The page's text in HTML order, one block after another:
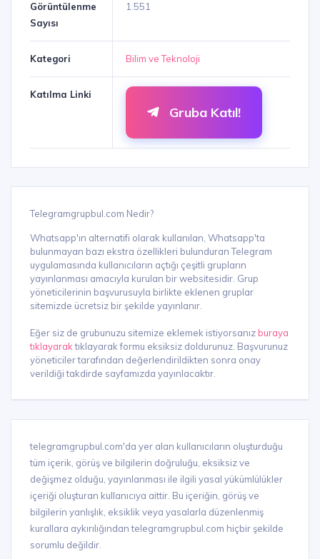
Görüntülenme
Sayısı
1.551
Kategori Bilim ve Teknoloji
Katılma Linki
Gruba Katıl!
Telegramgrupbul.com Nedir?
Whatsapp'ın alternatifi olarak kullanılan, Whatsapp'ta
bulunmayan bazı ekstra özellikleri bulunduran Telegram
uygulamasında kullanıcıların açtığı çeşitli grupların
yayınlanması amacıyla kurulan bir websitesidir. Grup
yöneticilerinin başvurusuyla birlikte eklenen gruplar
sitemizde ücretsiz bir şekilde yayınlanır.
Eğer siz de grubunuzu sitemize eklemek istiyorsanız buraya
tıklayaraktıklayarak formu eksiksiz doldurunuz. Başvurunuz
yöneticiler tarafından değerlendirildikten sonra onay
verildiği takdirde sayfamızda yayınlacaktır.
telegramgrupbul.com'da yer alan kullanıcıların oluşturduğu
tüm içerik, görüş ve bilgilerin doğruluğu, eksiksiz ve
değişmez olduğu, yayınlanması ile ilgili yasal yükümlülükler
içeriği oluşturan kullanıcıya aittir. Bu içeriğin, görüş ve
bilgilerin yanlışlık, eksiklik veya yasalarla düzenlenmiş
kurallara aykırılığından telegramgrupbul.com hiçbir şekilde
sorumlu değildir.